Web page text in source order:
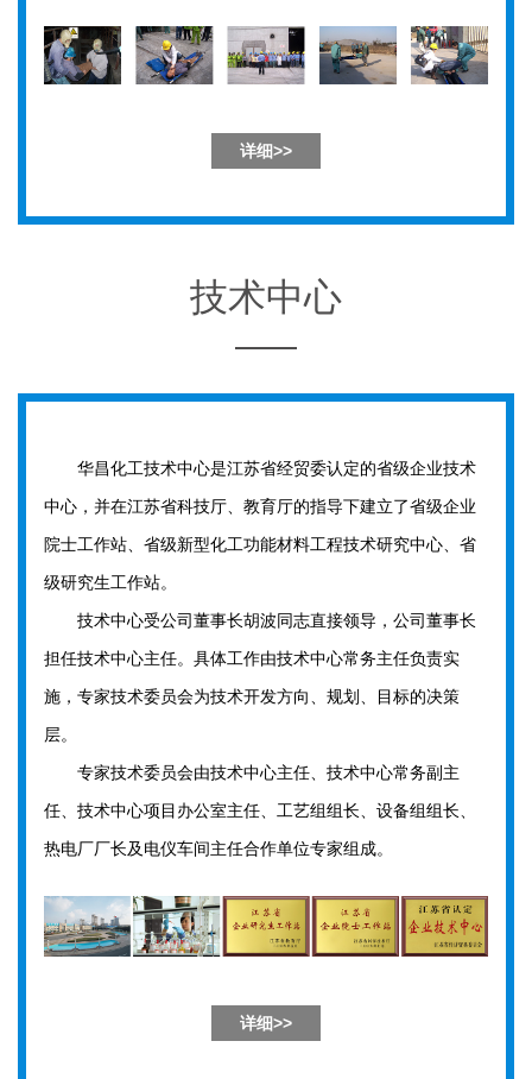
详细>>
技术中心
华昌化工技术中心是江苏省经贸委认定的省级企业技术
中心，并在江苏省科技厅、教育厅的指导下建立了省级企业
院士工作站、省级新型化工功能材料工程技术研究中心、省
级研究生工作站。
技术中心受公司董事长胡波同志直接领导，公司董事长
担任技术中心主任。具体工作由技术中心常务主任负责实
施，专家技术委员会为技术开发方向、规划、目标的决策
层。
专家技术委员会由技术中心主任、技术中心常务副主
任、技术中心项目办公室主任、工艺组组长、设备组组长、
热电厂厂长及电仪车间主任合作单位专家组成。
详细>>